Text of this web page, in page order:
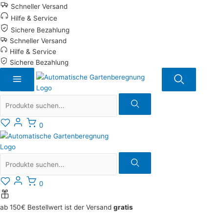
Zum
Inhalt
springen
Schneller Versand
Hilfe & Service
Sichere Bezahlung
Schneller Versand
Hilfe & Service
Sichere Bezahlung
0
0
ab 150€ Bestellwert ist der Versand gratis